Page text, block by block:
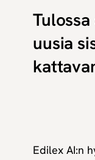
uusia
Edilex AI:n